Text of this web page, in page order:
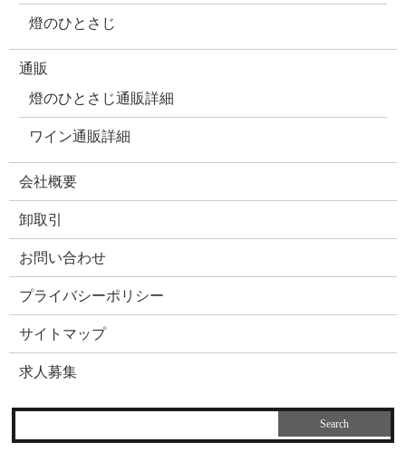
燈のひとさじ
通販
燈のひとさじ通販詳細
ワイン通販詳細
会社概要
卸取引
お問い合わせ
プライバシーポリシー
サイトマップ
求人募集